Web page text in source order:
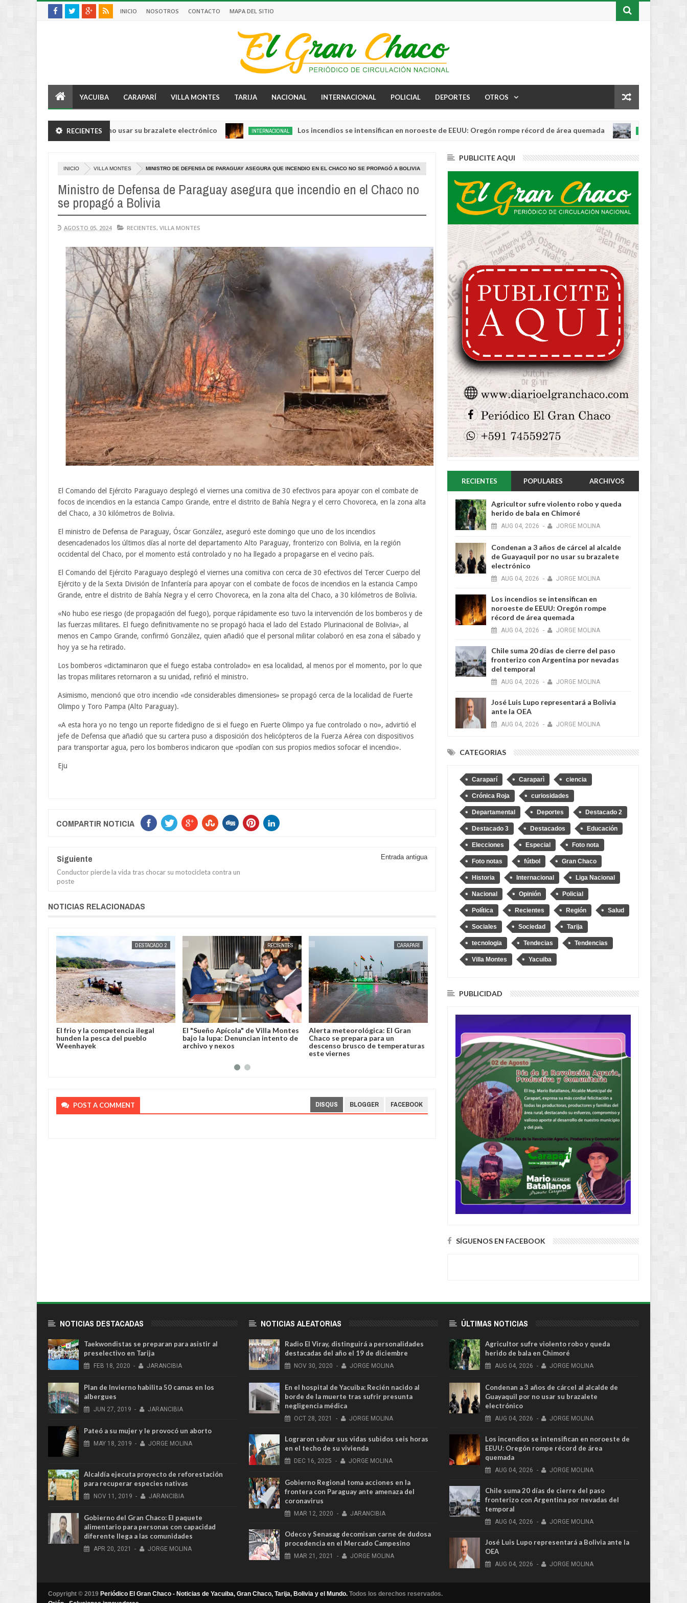
INICIO NOSOTROS CONTACTO MAPA DEL SITIO
YACUIBA CARAPARÍ VILLA MONTES TARIJA NACIONAL INTERNACIONAL POLICIAL DEPORTES OTROS
RECIENTES
de Guayaquil por no usar su brazalete electrónico INTERNACIONAL Los incendios se intensifican en noroeste de EEUU: Oregón rompe récord de área quemada
20260
INTERNACIONAL
INICIO VILLA MONTES MINISTRO DE DEFENSA DE PARAGUAY ASEGURA QUE INCENDIO EN EL CHACO NO SE PROPAGÓ A BOLIVIA
Ministro de Defensa de Paraguay asegura que incendio en el Chaco no
se propagó a Bolivia
AGOSTO 05, 2024 RECIENTES, VILLA MONTES
El Comando del Ejército Paraguayo desplegó el viernes una comitiva de 30 efectivos para apoyar con el combate de
focos de incendios en la estancia Campo Grande, entre el distrito de Bahía Negra y el cerro Chovoreca, en la zona alta
del Chaco, a 30 kilómetros de Bolivia.
El ministro de Defensa de Paraguay, Óscar González, aseguró este domingo que uno de los incendios
desencadenados los últimos días al norte del departamento Alto Paraguay, fronterizo con Bolivia, en la región
occidental del Chaco, por el momento está controlado y no ha llegado a propagarse en el vecino país.
El Comando del Ejército Paraguayo desplegó el viernes una comitiva con cerca de 30 efectivos del Tercer Cuerpo del
Ejército y de la Sexta División de Infantería para apoyar con el combate de focos de incendios en la estancia Campo
Grande, entre el distrito de Bahía Negra y el cerro Chovoreca, en la zona alta del Chaco, a 30 kilómetros de Bolivia.
«No hubo ese riesgo (de propagación del fuego), porque rápidamente eso tuvo la intervención de los bomberos y de
las fuerzas militares. El fuego definitivamente no se propagó hacia el lado del Estado Plurinacional de Bolivia», al
menos en Campo Grande, confirmó González, quien añadió que el personal militar colaboró en esa zona el sábado y
hoy ya se ha retirado.
Los bomberos «dictaminaron que el fuego estaba controlado» en esa localidad, al menos por el momento, por lo que
las tropas militares retornaron a su unidad, refirió el ministro.
Asimismo, mencionó que otro incendio «de considerables dimensiones» se propagó cerca de la localidad de Fuerte
Olimpo y Toro Pampa (Alto Paraguay).
«A esta hora yo no tengo un reporte fidedigno de si el fuego en Fuerte Olimpo ya fue controlado o no», advirtió el
jefe de Defensa que añadió que su cartera puso a disposición dos helicópteros de la Fuerza Aérea con dispositivos
para transportar agua, pero los bomberos indicaron que «podían con sus propios medios sofocar el incendio».
Eju
COMPARTIR NOTICIA
Siguiente
Conductor pierde la vida tras chocar su motocicleta contra un
poste
Entrada antigua
NOTICIAS RELACIONADAS
DESTACADO 2 JUN 19, 2026
El frio y la competencia ilegal
hunden la pesca del pueblo
Weenhayek
RECIENTES
El "Sueño Apícola" de Villa Montes
bajo la lupa: Denuncian intento de
archivo y nexos
CARAPARÍ
Alerta meteorológica: El Gran
Chaco se prepara para un
descenso brusco de temperaturas
este viernes
RECIENTES
importante donación del BID para
Villa Montes
JORGE MOLINA
"desmantelamiento" de
maquinaria pesada en el SERECA
POST A COMMENT DISQUS BLOGGER FACEBOOK
PUBLICITE AQUI
RECIENTES POPULARES ARCHIVOS
Agricultor sufre violento robo y queda
herido de bala en Chimoré
AUG 04, 2026 - JORGE MOLINA
Condenan a 3 años de cárcel al alcalde
de Guayaquil por no usar su brazalete
electrónico
AUG 04, 2026 - JORGE MOLINA
Los incendios se intensifican en
noroeste de EEUU: Oregón rompe
récord de área quemada
AUG 04, 2026 - JORGE MOLINA
Chile suma 20 días de cierre del paso
fronterizo con Argentina por nevadas
del temporal
AUG 04, 2026 - JORGE MOLINA
José Luis Lupo representará a Bolivia
ante la OEA
AUG 04, 2026 - JORGE MOLINA
CATEGORIAS
Caraparí Caraparì ciencia
Crónica Roja curiosidades
Departamental Deportes Destacado 2
Destacado 3 Destacados Educación
Elecciones Especial Foto nota
Foto notas fútbol Gran Chaco
Historia Internacional Liga Nacional
Nacional Opinión Policial
Política Recientes Región Salud
Sociales Sociedad Tarija
tecnologia Tendecias Tendencias
Villa Montes Yacuiba
PUBLICIDAD
SÍGUENOS EN FACEBOOK
NOTICIAS DESTACADAS
Taekwondistas se preparan para asistir al
preselectivo en Tarija
FEB 18, 2020 - JARANCIBIA
Plan de Invierno habilita 50 camas en los
albergues
JUN 27, 2019 - JARANCIBIA
Pateó a su mujer y le provocó un aborto
MAY 18, 2019 - JORGE MOLINA
Alcaldía ejecuta proyecto de reforestación
para recuperar especies nativas
NOV 11, 2019 - JARANCIBIA
Gobierno del Gran Chaco: El paquete
alimentario para personas con capacidad
diferente llega a las comunidades
APR 20, 2021 - JORGE MOLINA
NOTICIAS ALEATORIAS
Radio El Viray, distinguirá a personalidades
destacadas del año el 19 de diciembre
NOV 30, 2020 - JORGE MOLINA
En el hospital de Yacuiba: Recién nacido al
borde de la muerte tras sufrir presunta
negligencia médica
OCT 28, 2021 - JORGE MOLINA
Lograron salvar sus vidas subidos seis horas
en el techo de su vivienda
DEC 16, 2025 - JORGE MOLINA
Gobierno Regional toma acciones en la
frontera con Paraguay ante amenaza del
coronavirus
MAR 12, 2020 - JARANCIBIA
Odeco y Senasag decomisan carne de dudosa
procedencia en el Mercado Campesino
MAR 21, 2021 - JORGE MOLINA
ÚLTIMAS NOTICIAS
Agricultor sufre violento robo y queda
herido de bala en Chimoré
AUG 04, 2026 - JORGE MOLINA
Condenan a 3 años de cárcel al alcalde de
Guayaquil por no usar su brazalete
electrónico
AUG 04, 2026 - JORGE MOLINA
Los incendios se intensifican en noroeste de
EEUU: Oregón rompe récord de área
quemada
AUG 04, 2026 - JORGE MOLINA
Chile suma 20 días de cierre del paso
fronterizo con Argentina por nevadas del
temporal
AUG 04, 2026 - JORGE MOLINA
José Luis Lupo representará a Bolivia ante la
OEA
AUG 04, 2026 - JORGE MOLINA
Copyright © 2019 Periódico El Gran Chaco - Noticias de Yacuiba, Gran Chaco, Tarija, Bolivia y el Mundo. Todos los derechos reservados.